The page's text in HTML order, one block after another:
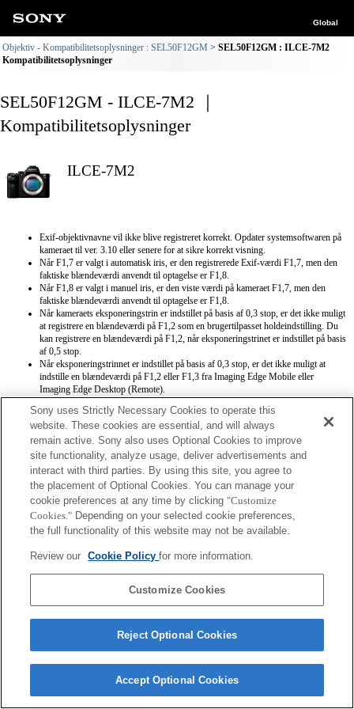
Global
Objektiv - Kompatibilitetsoplysninger : SEL50F12GM
SEL50F12GM : ILCE-7M2
Kompatibilitetsoplysninger
SEL50F12GM - ILCE-7M2 ｜
Kompatibilitetsoplysninger
ILCE-7M2
Exif-objektivnavne vil ikke blive registreret korrekt. Opdater systemsoftwaren på
kameraet til ver. 3.10 eller senere for at sikre korrekt visning.
Når F1,7 er valgt i automatisk iris, er den registrerede Exif-værdi F1,7, men den
faktiske blændeværdi anvendt til optagelse er F1,8.
Når F1,8 er valgt i manuel iris, er den viste værdi på kameraet F1,7, men den
faktiske blændeværdi anvendt til optagelse er F1,8.
Når kameraets eksponeringstrin er indstillet på basis af 0,3 stop, er det ikke muligt
at registrere en blændeværdi på F1,2 som en brugertilpasset holdeindstilling. Du
kan registrere en blændeværdi på F1,2, når eksponeringstrinet er indstillet på basis
af 0,5 stop.
Når eksponeringstrinnet er indstillet på basis af 0,3 stop, er det ikke muligt at
indstille en blændeværdi på F1,2 eller F1,3 fra Imaging Edge Mobile eller
Imaging Edge Desktop (Remote).
blændeværdien registreret i filmens metadata F1,3.
Terms of Use Contact Us
Copyright 2026 Sony Corporation
Sony uses Strictly Necessary Cookies to operate this
website. These cookies are essential, and will always
remain active. Sony also uses Optional Cookies to improve
site functionality, analyze usage, deliver advertisements and
interact with third parties. By using this site, you agree to
the placement of Optional Cookies. You can manage your
cookie preferences at any time by clicking "Customize
Cookies." Depending on your selected cookie preferences,
the full functionality of this website may not be available.
Review our Cookie Policyfor more information.
Customize Cookies
Reject Optional Cookies
Accept Optional Cookies